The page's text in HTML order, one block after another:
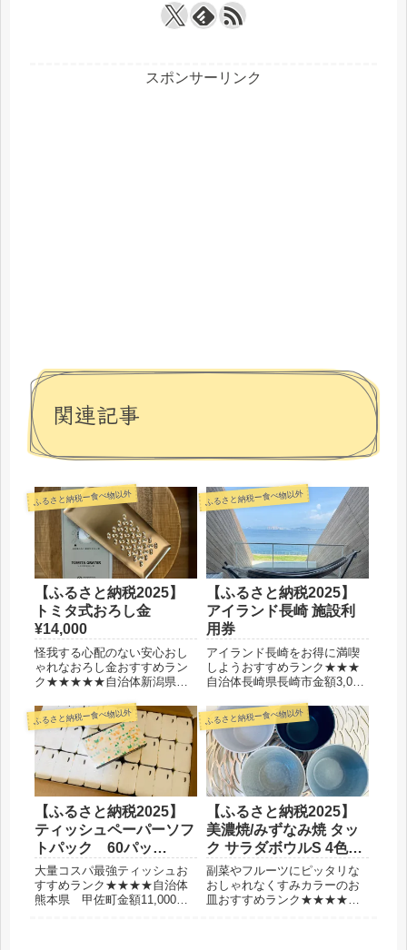
スポンサーリンク
関連記事
ふるさと納税ー食べ物以外
【ふるさと納税2025】
トミタ式おろし金
¥14,000
怪我する心配のない安心おし
ゃれなおろし金おすすめラン
ク★★★★★自治体新潟県
3,960円 （公式HPオンライ
ンサイト）選んだ理由刃がな
くため怖くないうえ、食洗機
が使えるから◆レビューなん
と刃がないおろし金です...
ふるさと納税ー食べ物以外
【ふるさと納税2025】
アイランド長崎 施設利
用券
アイランド長崎をお得に満喫
しようおすすめランク★★★
自治体長崎県長崎市金額3,000
から6ヶ月選んだ理由夏休みに
アイランド長崎に行くため◆
レビュー年末、最終所得を確
認してから金額調整を兼ねて
旅行クーポンを申し...
ふるさと納税ー食べ物以外
【ふるさと納税2025】
ティッシュペーパーソフ
トパック 60パッ
ク ¥11,000
大量コスパ最強ティッシュお
すすめランク★★★★自治体
熊本県 甲佐町金額11,000円
ふるさと納税ー食べ物以外
【ふるさと納税2025】
美濃焼/みずなみ焼 タッ
ク サラダボウルS 4色セ
ット ¥12,000
副菜やフルーツにピッタリな
おしゃれなくすみカラーのお
皿おすすめランク★★★★★